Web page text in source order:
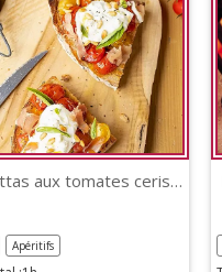
Bruschettas aux tomates cerises rôties et burrata
Apéritifs